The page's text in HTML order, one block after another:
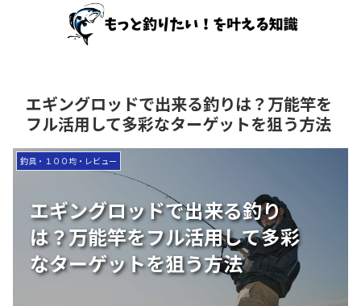
エギングロッドで出来る釣りは？万能竿を
フル活用して多彩なターゲットを狙う方法
エギングロッドで出来る釣り
は？万能竿をフル活用して多彩
なターゲットを狙う方法
釣具・１００均・レビュー